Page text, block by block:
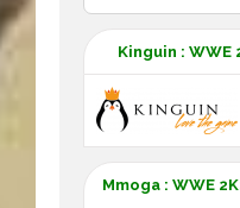
Kinguin : WWE
Mmoga : WWE